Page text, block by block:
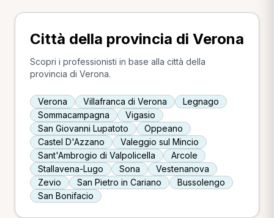
Città della provincia di Verona
Scopri i professionisti in base alla città della
provincia di Verona.
Verona Villafranca di Verona
Legnago
Sommacampagna
Vigasio
San Giovanni Lupatoto
Oppeano
Castel D'Azzano
Valeggio sul Mincio
Sant'Ambrogio di Valpolicella
Arcole
Stallavena-Lugo
Sona
Vestenanova
Zevio
San Pietro in Cariano
Bussolengo
San Bonifacio